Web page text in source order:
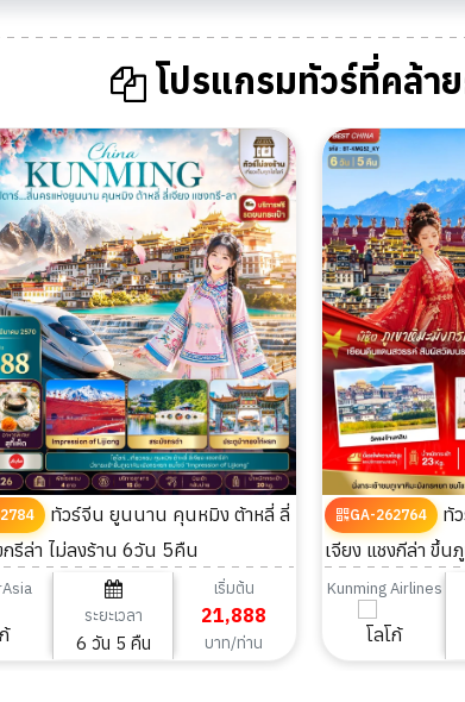
โปรแกรมทัวร์ที่คล้า
ทัวร์จีน ยูนนาน คุนหมิง ต้าหลี่ ลี่
กรีล่า ไม่ลงร้าน 6วัน 5คืน
ระยะเวลา
6 วัน 5 คืน
เริ่มต้น
21,888
บาท/ท่าน
GA-262764
ทัวร์จีน KUNMING ต้าหลี่ ลี่
เจียง แชงกีล่า ขึ้น
Kunming Airlines